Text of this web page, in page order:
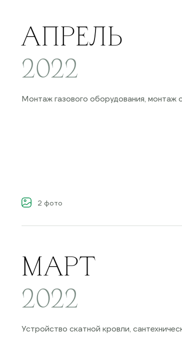
АПРЕЛЬ
2022
Монтаж газового оборудования, монтаж
2 фото
МАРТ
2022
Устройство скатной кровли,